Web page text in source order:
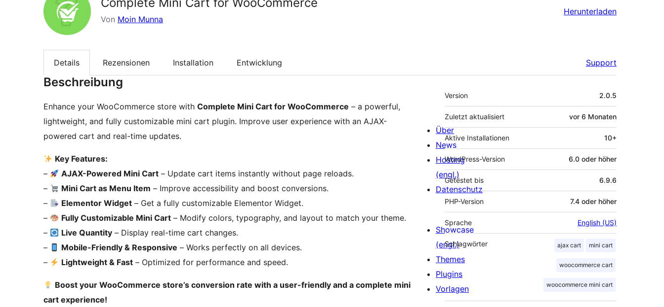
Von Moin Munna
Herunterladen
Details Rezensionen Installation Entwicklung Support
Beschreibung
Enhance your WooCommerce store with Complete Mini Cart for WooCommerce – a powerful,
lightweight, and fully customizable mini cart plugin. Improve user experience with an AJAX-
powered cart and real-time updates.
Key Features:
–
AJAX-Powered Mini Cart – Update cart items instantly without page reloads.
–
Mini Cart as Menu Item – Improve accessibility and boost conversions.
–
Elementor Widget
– Get a fully customizable Elementor Widget.
–
Fully Customizable Mini Cart – Modify colors, typography, and layout to match your theme.
–
Live Quantity – Display real-time cart changes.
–
Mobile-Friendly & Responsive – Works perfectly on all devices.
–
Lightweight & Fast – Optimized for performance and speed.
Boost your WooCommerce store’s conversion rate with a user-friendly and a complete mini
cart experience!
Meta
Version 2.0.5
Zuletzt aktualisiert vor 6 Monaten
Aktive Installationen 10+
WordPress-Version 6.0 oder höher
Getestet bis 6.9.6
PHP-Version 7.4 oder höher
Sprache English (US)
Schlagwörter ajax cart mini cart
woocommerce cart
woocommerce mini cart
Über
News
Hosting
(engl.)
Datenschutz
Showcase
(engl.)
Themes
Plugins
Vorlagen